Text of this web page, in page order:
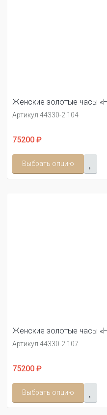
Женские золотые часы
Артикул:44330-2.104
75200 ₽
Выбрать опцию
Женские золотые часы
Артикул:44330-2.107
75200 ₽
Выбрать опцию